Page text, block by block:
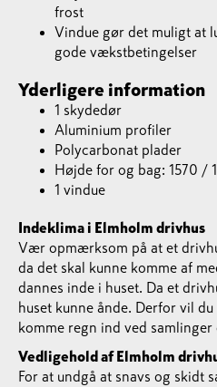
frost
Vindue gør det muligt at
gode vækstbetingelser
Yderligere information
1 skydedør
Aluminium profiler
Polycarbonat plader
Højde for og bag: 1570 /
1 vindue
Indeklima i Elmholm drivhus
Vær opmærksom på at et
da det skal kunne komme af
dannes inde i huset. Da et
huset kunne ånde. Derfor vil
komme regn ind ved
Vedligehold af Elmholm
For at undgå at snavs og skidt